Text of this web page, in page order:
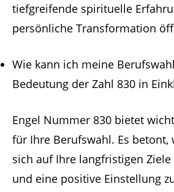
tiefgreifende spirituelle
persönliche Transformation
Wie kann ich meine
Bedeutung der Zahl 830 in
Engel Nummer 830 bietet
für Ihre Berufswahl. Es betont,
sich auf Ihre langfristigen
und eine positive Einstellung